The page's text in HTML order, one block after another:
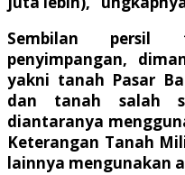
Sembilan persil
penyimpangan,
yakni tanah Pasar
dan tanah salah
diantaranya
Keterangan Tanah
lainnya mengunakan